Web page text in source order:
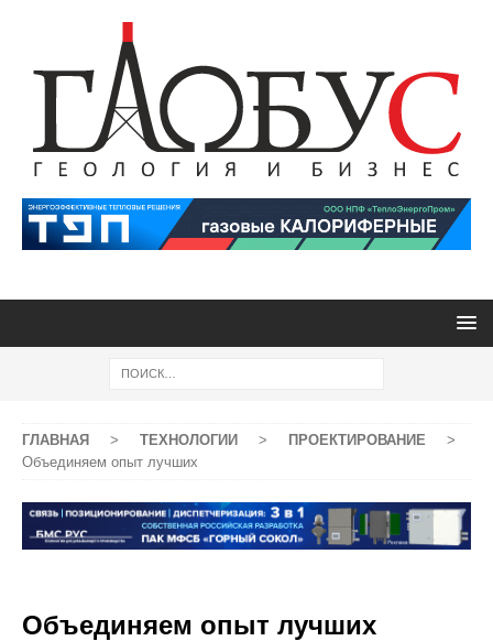
ГЛАВНАЯ > ТЕХНОЛОГИИ > ПРОЕКТИРОВАНИЕ
>
Объединяем опыт лучших
Объединяем опыт лучших